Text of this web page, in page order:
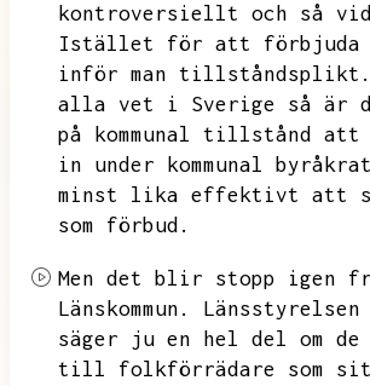
kontroversiellt och så
Istället för att förbjuda
inför man tillståndsplikt.
alla vet i Sverige så är
på kommunal tillstånd att
in under kommunal
minst lika effektivt att
som förbud.
Men det blir stopp igen
Länskommun.
Länsstyrelsen
säger ju en hel del om de
till folkförrädare som